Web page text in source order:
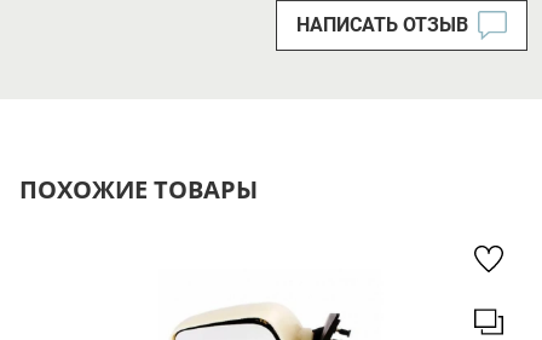
НАПИСАТЬ ОТЗЫВ
ПОХОЖИЕ ТОВАРЫ